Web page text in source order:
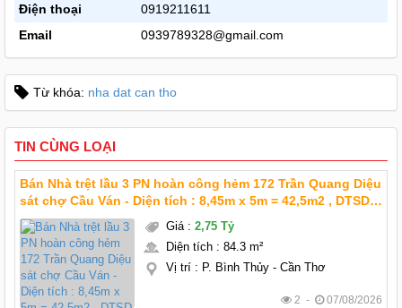
Điện thoại
0919211611
Email
0939789328@gmail.com
Từ khóa: nha dat can tho
TIN CÙNG LOẠI
Bán Nhà trệt lầu 3 PN hoàn công hẻm 172 Trần Quang Diệu
sát chợ Cầu Ván - Diện tích : 8,45m x 5m = 42,5m2 , DTSD
84,3m2 - Giá mới : 2 Tỷ 750 triệu TL chính chủ - Kết cấu :
nhà trệt lầu 3 phòng ngủ (
Giá: 2,75 Tỷ
Diện tích: 84.3 m²
Vị trí: P. Bình Thủy - Cần Thơ
2 - 07/08/2026